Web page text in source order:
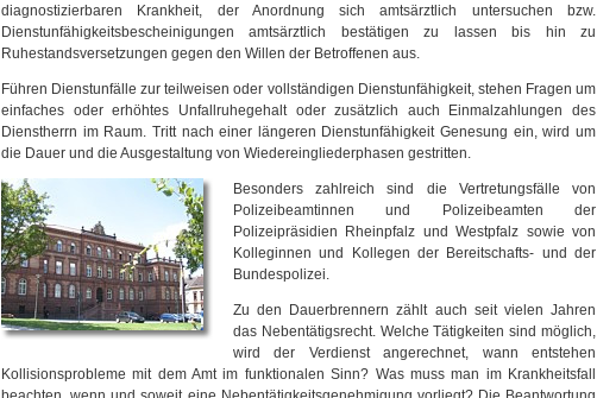
diagnostizierbaren Krankheit, der Anordnung sich amtsärztlich untersuchen bzw.
Dienstunfähigkeitsbescheinigungen amtsärztlich bestätigen zu lassen bis hin zu
Ruhestandsversetzungen gegen den Willen der Betroffenen aus.
Führen Dienstunfälle zur teilweisen oder vollständigen Dienstunfähigkeit, stehen Fragen um
einfaches oder erhöhtes Unfallruhegehalt oder zusätzlich auch Einmalzahlungen des
Dienstherrn im Raum. Tritt nach einer längeren Dienstunfähigkeit Genesung ein, wird um
die Dauer und die Ausgestaltung von Wiedereingliederphasen gestritten.
Besonders zahlreich sind die Vertretungsfälle von
Polizeibeamtinnen und Polizeibeamten der
Polizeipräsidien Rheinpfalz und Westpfalz sowie von
Kolleginnen und Kollegen der Bereitschafts- und der
Bundespolizei.
Zu den Dauerbrennern zählt auch seit vielen Jahren
das Nebentätigsrecht. Welche Tätigkeiten sind möglich,
wird der Verdienst angerechnet, wann entstehen
Kollisionsprobleme mit dem Amt im funktionalen Sinn? Was muss man im Krankheitsfall